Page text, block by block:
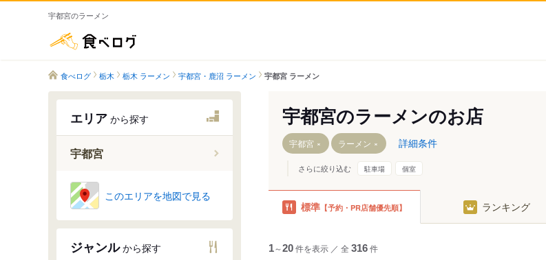
宇都宮のラーメン
食べログ 栃木 栃木 ラーメン 宇都宮・鹿沼 ラーメン 宇都宮 ラーメン
エリア から探す
宇都宮
宇都宮駅東口駅
東宿郷駅
峰駅
飛山城跡駅
清陵高校前駅
かしの森
このエリアを地図で見る
ジャンルから探す
宇都宮のラーメンのお店
宇都宮 ラーメン 詳細条件
さらに絞り込む 駐車場 個室
標準 【予約・PR店舗優先順】 ランキング
1～20件を表示 ／ 全 316件